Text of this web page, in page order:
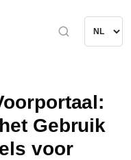
Gebruik
voor